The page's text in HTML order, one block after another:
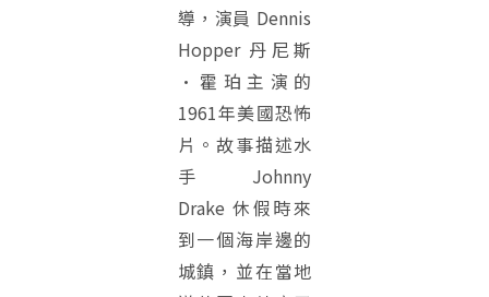
導，演員 Dennis
Hopper 丹尼斯
·霍珀主演的
1961年美國恐怖
片。故事描述水
手 Johnny
Drake 休假時來
到一個海岸邊的
城鎮，並在當地